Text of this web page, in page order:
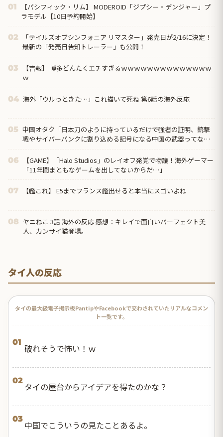
01
【パシフィック・リム】 MODEROID「ジプシー・デンジャー」プ
ラモデル【10日予約開始】
02
「テイルズオブシンフォニア リマスター」発売日が2/16に決定！
最新の「発売日告知トレーラー」も公開！
03
【吉報】 博多どんたくエチすぎるｗｗｗｗｗｗｗｗｗｗｗｗｗｗ
ｗ
04 海外「ウルっときた…」これ描いて死ね 第6話の海外反応
05 中国オタク「日本刀のように持っているだけで強者の証明、銃撃
戦やサイバーパンクに割り込める記号になる中国の武器ってなん
06
【GAME】「Halo Studios」のレイオフ発覚で物議！海外ゲーマー
「11年間まともなゲームを出してないからだ…」
07 【艦これ】 E5までフランス艦出せると本当にスゴいよね
08 ヤニねこ 3話 海外の反応 感想：キレイで面白いパーフェクト美
人、カンサイ猫登場。
タイ人の反応
タイの最大級電子掲示板PantipやFacebookで交わされていたリアルなコメン
ト一覧です。
01
破れそうで怖い！ｗ
02
タイの屋台からアイデアを得たのかな？
03
中国でこういうの見たことあるよ。